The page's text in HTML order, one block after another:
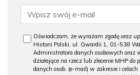
Oświadczam, że wyrażam zgodę oraz
Historii Polski, ul. Gwardii 1, 01-538
Administratora danych osobowych oraz
działające na rzecz lub zlecenie MHP do
danych osob. (e-mail) w zakresie i celach